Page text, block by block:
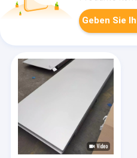
Geben Sie